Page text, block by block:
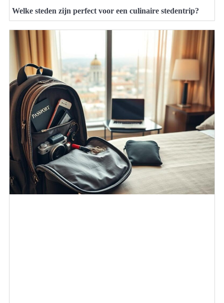
Welke steden zijn perfect voor een culinaire stedentrip?